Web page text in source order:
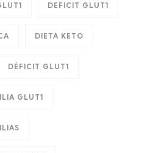
DEFICIT GLUT1
DIETA KETO
DÉFICIT GLUT1
GLUT1